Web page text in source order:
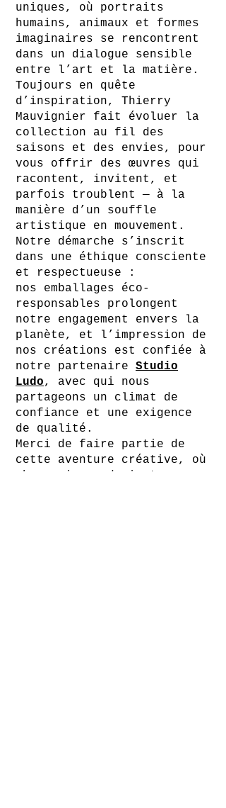
uniques, où portraits
humains, animaux et formes
imaginaires se rencontrent
dans un dialogue sensible
entre l’art et la matière.
Toujours en quête
d’inspiration, Thierry
Mauvignier fait évoluer la
collection au fil des
saisons et des envies, pour
vous offrir des œuvres qui
racontent, invitent, et
parfois troublent — à la
manière d’un souffle
artistique en mouvement.
Notre démarche s’inscrit
dans une éthique consciente
et respectueuse :
nos emballages éco-
responsables prolongent
notre engagement envers la
planète, et l’impression de
nos créations est confiée à
notre partenaire Studio
Ludo, avec qui nous
partageons un climat de
confiance et une exigence
de qualité.
Merci de faire partie de
cette aventure créative, où
chaque image devient une